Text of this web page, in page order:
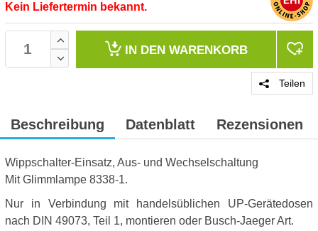
Kein Liefertermin bekannt.
IN DEN WARENKORB
Teilen
Beschreibung Datenblatt Rezensionen
Wippschalter-Einsatz, Aus- und Wechselschaltung
Mit Glimmlampe 8338-1.
Nur in Verbindung mit handelsüblichen UP-Gerätedosen
nach DIN 49073, Teil 1, montieren oder Busch-Jaeger Art.